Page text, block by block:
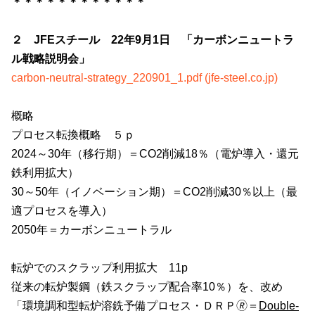
２ JFEスチール 22年9月1日 「カーボンニュートラ
ル戦略説明会」
carbon-neutral-strategy_220901_1.pdf (jfe-steel.co.jp)
概略
プロセス転換概略 ５ｐ
2024～30年（移行期）＝ CO2削減18％（電炉導入・還元
鉄利用拡大）
30～50年（イノベーション期）＝ CO2削減30％以上（最
適プロセスを導入）
2050年＝カーボンニュートラル
転炉でのスクラップ利用拡大 11p
従来の転炉製鋼（鉄スクラップ配合率10％）を、改め
「環境調和型転炉溶銑予備プロセス・ ＤＲＰ 🄬 ＝ Double-